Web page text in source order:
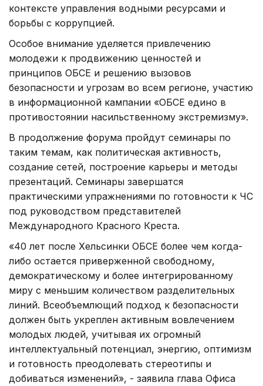
контексте управления водными ресурсами и
борьбы с коррупцией.
Особое внимание уделяется привлечению
молодежи к продвижению ценностей и
принципов ОБСЕ и решению вызовов
безопасности и угрозам во всем регионе, участию
в информационной кампании «ОБСЕ едино в
противостоянии насильственному экстремизму».
В продолжение форума пройдут семинары по
таким темам, как политическая активность,
создание сетей, построение карьеры и методы
презентаций. Семинары завершатся
практическими упражнениями по готовности к ЧС
под руководством представителей
Международного Красного Креста.
«40 лет после Хельсинки ОБСЕ более чем когда-
либо остается приверженной свободному,
демократическому и более интегрированному
миру с меньшим количеством разделительных
линий. Всеобъемлющий подход к безопасности
должен быть укреплен активным вовлечением
молодых людей, учитывая их огромный
интеллектуальный потенциал, энергию, оптимизм
и готовность преодолевать стереотипы и
добиваться изменений», - заявила глава Офиса